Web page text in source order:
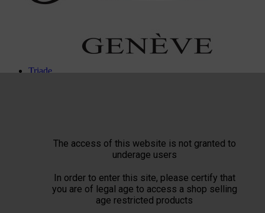
The access of this website is not granted to
underage users
In order to enter this site, please certify that
you are of legal age to access a shop selling
age restricted products
Triade
YELLOW SEPTIMO
Gérard
Private Blend
Création